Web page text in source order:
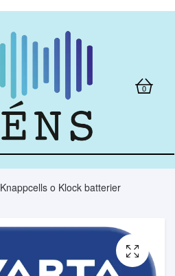
0
Knappcells o Klock batterier